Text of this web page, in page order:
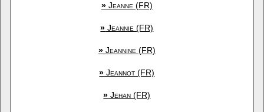
»Jeanne (FR)
» Jeannie (FR)
»Jeannine (FR)
» Jeannot (FR)
» Jehan (FR)